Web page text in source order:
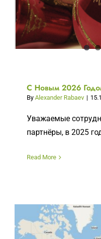
С Новым 2026
By Alexander Rabaev |
Уважаемые
партнёры, в 2025
Read More